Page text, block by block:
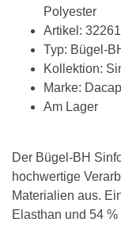
Polyester
Artikel:
Typ: Bügel-
Kollektion:
Marke:
Am Lager
Der Bügel-BH
hochwertige
Materialien aus.
Elasthan und 54